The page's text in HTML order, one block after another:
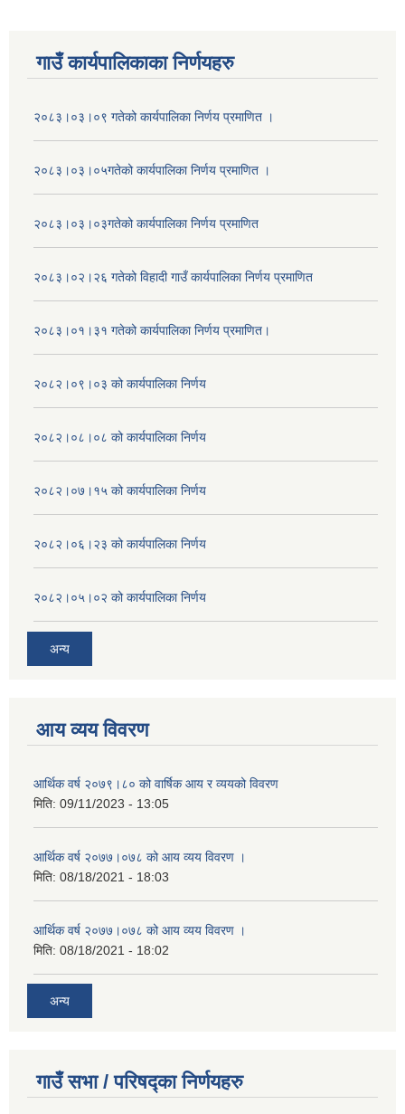
गाउँ कार्यपालिकाका निर्णयहरु
२०८३।०३।०९ गतेको कार्यपालिका निर्णय प्रमाणित ।
२०८३।०३।०५गतेको कार्यपालिका निर्णय प्रमाणित ।
२०८३।०३।०३गतेको कार्यपालिका निर्णय प्रमाणित
२०८३।०२।२६ गतेको विहादी गाउँ कार्यपालिका निर्णय प्रमाणित
२०८३।०१।३१ गतेको कार्यपालिका निर्णय प्रमाणित।
२०८२।०९।०३ को कार्यपालिका निर्णय
२०८२।०८।०८ को कार्यपालिका निर्णय
२०८२।०७।१५ को कार्यपालिका निर्णय
२०८२।०६।२३ को कार्यपालिका निर्णय
२०८२।०५।०२ को कार्यपालिका निर्णय
अन्य
आय व्यय विवरण
आर्थिक वर्ष २०७९।८० को वार्षिक आय र व्ययको विवरण
मिति: 09/11/2023 - 13:05
आर्थिक वर्ष २०७७।०७८ को आय व्यय विवरण ।
मिति: 08/18/2021 - 18:03
आर्थिक वर्ष २०७७।०७८ को आय व्यय विवरण ।
मिति: 08/18/2021 - 18:02
अन्य
गाउँ सभा / परिषद्का निर्णयहरु